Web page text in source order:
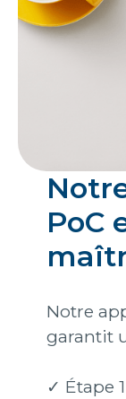
PoC
Notre
garantit
✓ Étape